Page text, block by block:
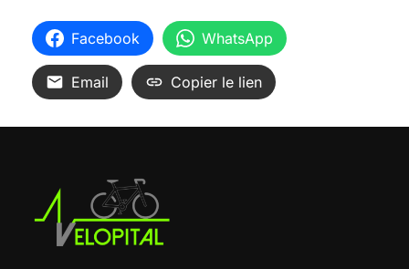
Facebook WhatsApp
Email Copier le lien